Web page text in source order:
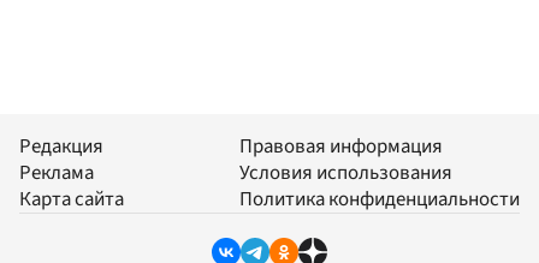
Редакция
Реклама
Карта сайта
Правовая информация
Условия использования
Политика конфиденциальности